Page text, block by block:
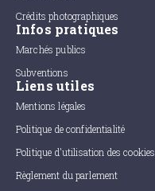
Crédits photographiques
Infos pratiques
Marchés publics
Subventions
Liens utiles
Mentions légales
Politique de confidentialité
Politique d'utilisation des cookies
Règlement du parlement